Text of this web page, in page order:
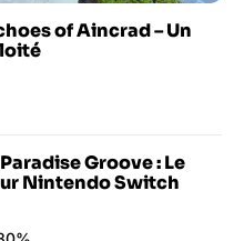
of Aincrad – Un
Groove : Le
Nintendo Switch